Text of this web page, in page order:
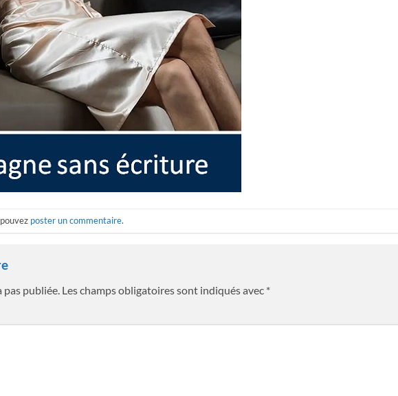
poster un commentaire.
pas publiée. Les champs obligatoires sont indiqués avec *